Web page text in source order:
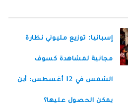
إسبانيا: توزيع مليوني نظارة
مجانية لمشاهدة كسوف
الشمس في 12 أغسطس: أين
يمكن الحصول عليها؟